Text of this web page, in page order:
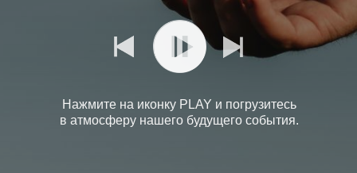
Нажмите на иконку PLAY и погрузитесь
в атмосферу нашего будущего события.